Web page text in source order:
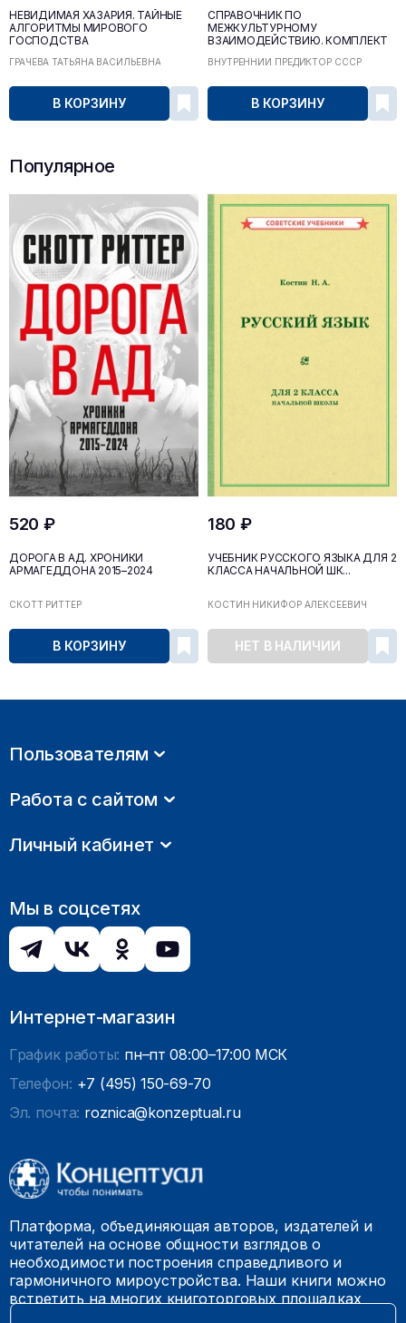
НЕВИДИМАЯ ХАЗАРИЯ. ТАЙНЫЕ
АЛГОРИТМЫ МИРОВОГО
ГОСПОДСТВА
ГРАЧЁВА ТАТЬЯНА ВАСИЛЬЕВНА
В КОРЗИНУ
СПРАВОЧНИК ПО
МЕЖКУЛЬТУРНОМУ
ВЗАИМОДЕЙСТВИЮ. КОМПЛЕКТ
ВНУТРЕННИЙ ПРЕДИКТОР СССР
В КОРЗИНУ
Популярное
520 ₽
ДОРОГА В АД. ХРОНИКИ
АРМАГЕДДОНА 2015–2024
СКОТТ РИТТЕР
В КОРЗИНУ
180 ₽
УЧЕБНИК РУССКОГО ЯЗЫКА ДЛЯ 2
КЛАССА НАЧАЛЬНОЙ ШК...
КОСТИН НИКИФОР АЛЕКСЕЕВИЧ
НЕТ В НАЛИЧИИ
Пользователям
Работа с сайтом
Личный кабинет
Мы в соцсетях
Интернет-магазин
График работы: пн–пт 08:00–17:00 МСК
Телефон: +7 (495) 150-69-70
Эл. почта: roznica@konzeptual.ru
Платформа, объединяющая авторов, издателей и
читателей на основе общности взглядов о
необходимости построения справедливого и
гармоничного мироустройства. Наши книги можно
встретить на многих книготорговых площадках